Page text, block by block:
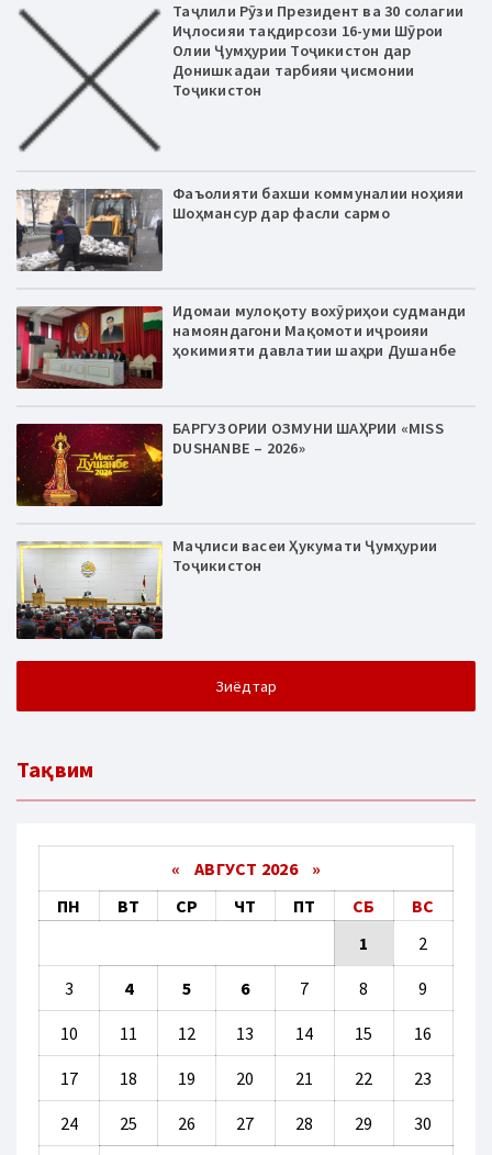
Таҷлили Рӯзи Президент ва 30 солагии
Иҷлосияи тақдирсози 16-уми Шӯрои
Олии Ҷумҳурии Тоҷикистон дар
Донишкадаи тарбияи ҷисмонии
Тоҷикистон
Фаъолияти бахши коммуналии ноҳияи
Шоҳмансур дар фасли сармо
Идомаи мулоқоту вохӯриҳои судманди
намояндагони Мақомоти иҷроияи
ҳокимияти давлатии шаҳри Душанбе
БАРГУЗОРИИ ОЗМУНИ ШАҲРИИ «MISS
DUSHANBE – 2026»
Маҷлиси васеи Ҳукумати Ҷумҳурии
Тоҷикистон
Зиёдтар
Тақвим
« АВГУСТ 2026 »
ПН
ВТ СР ЧТ ПТ СБ
ВС
1
2
3 4 5 6 7 8 9
10 11 12 13 14 15 16
17 18 19 20 21 22 23
24 25 26 27 28 29 30